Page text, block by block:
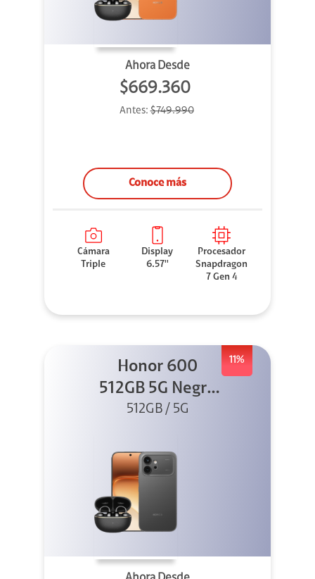
Ahora Desde
$669.360
Antes:$749.990
Conoce más
Cámara
Triple
Display
6.57''
Procesador
Snapdragon
7 Gen 4
11%
Honor 600
512GB 5G Negro
+ Clip 2
512GB / 5G